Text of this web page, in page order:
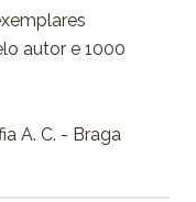
autor e 1000
A. C. - Braga